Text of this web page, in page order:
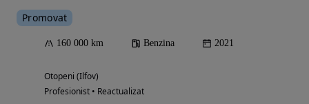
Promovat
160 000 km Benzina 2021
Otopeni (Ilfov)
Profesionist • Reactualizat